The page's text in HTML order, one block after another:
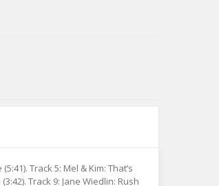
Track 5: Mel & Kim: That’s
Track 9: Jane Wiedlin: Rush